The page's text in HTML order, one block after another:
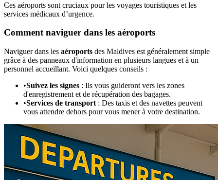
Ces aéroports sont cruciaux pour les voyages touristiques et les
services médicaux d’urgence.
Comment naviguer dans les aéroports
Naviguer dans les aéroports des Maldives est généralement simple
grâce à des panneaux d'information en plusieurs langues et à un
personnel accueillant. Voici quelques conseils :
•Suivez les signes : Ils vous guideront vers les zones
d'enregistrement et de récupération des bagages.
•Services de transport : Des taxis et des navettes peuvent
vous attendre dehors pour vous mener à votre destination.